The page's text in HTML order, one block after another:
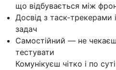
що відбувається між
Досвід з таск-трекерами
задач
Самостійний — не
тестувати
Комунікуєш чітко і по суті